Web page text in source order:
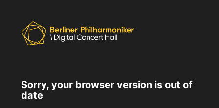
Sorry, your browser version is out of
date